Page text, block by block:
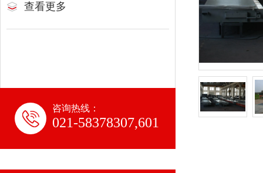
查看更多
咨询热线：
021-58378307,601